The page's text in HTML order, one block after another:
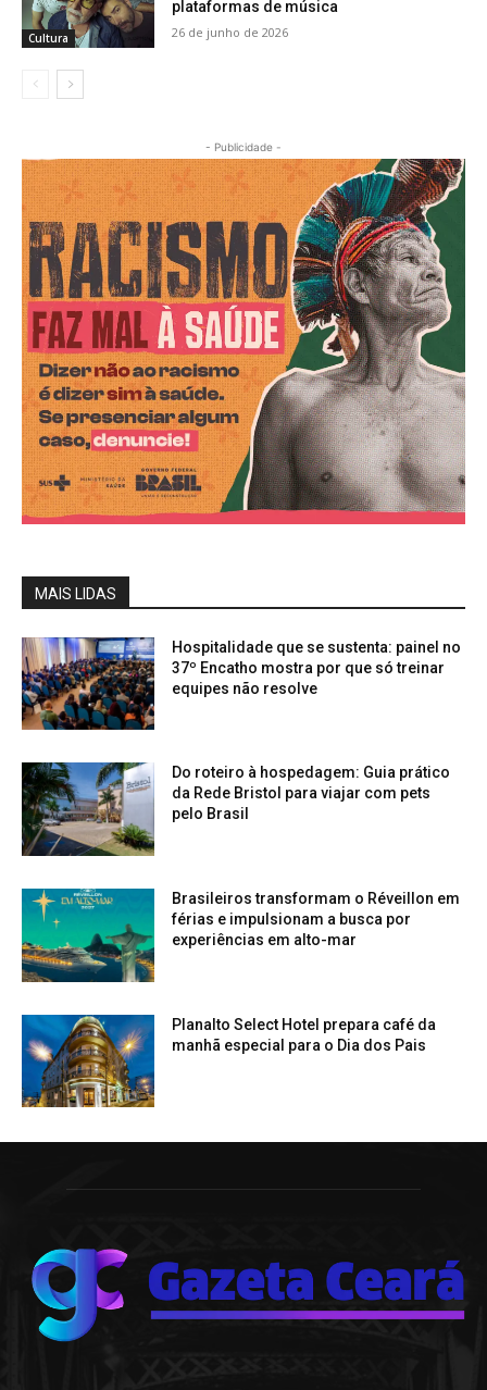
Cultura
plataformas de música
26 de junho de 2026
- Publicidade -
MAIS LIDAS
Hospitalidade que se sustenta: painel no
37º Encatho mostra por que só treinar
equipes não resolve
Do roteiro à hospedagem: Guia prático
da Rede Bristol para viajar com pets
pelo Brasil
Brasileiros transformam o Réveillon em
férias e impulsionam a busca por
experiências em alto-mar
Planalto Select Hotel prepara café da
manhã especial para o Dia dos Pais